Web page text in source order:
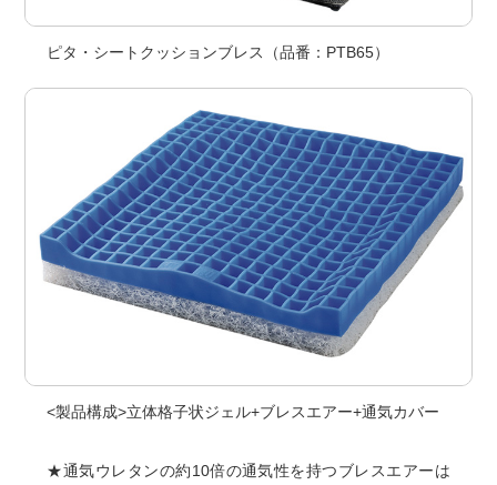
ピタ・シートクッションブレス（品番：PTB65）
<製品構成>立体格子状ジェル+ブレスエアー+通気カバー
★通気ウレタンの約10倍の通気性を持つブレスエアーは